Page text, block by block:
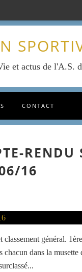
et actus de l'A.S.
CONTACT
RENDU
16
général.
dans la musette